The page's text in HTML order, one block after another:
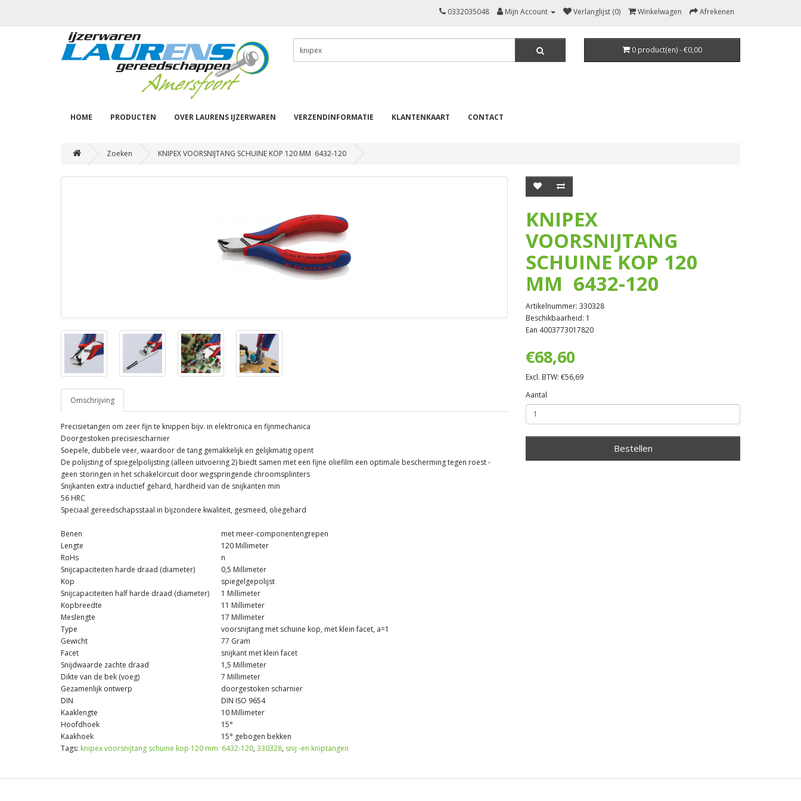
0332035048 Mijn Account Verlanglijst (0) Winkelwagen Afrekenen
0 product(en) - €0,00
HOME PRODUCTEN OVER LAURENS IJZERWAREN VERZENDINFORMATIE KLANTENKAART CONTACT
Zoeken KNIPEX VOORSNIJTANG SCHUINE KOP 120 MM 6432-120
Omschrijving
Precisietangen om zeer fijn te knippen bijv. in elektronica en fijnmechanica
Doorgestoken precisiescharnier
Soepele, dubbele veer, waardoor de tang gemakkelijk en gelijkmatig opent
De polijsting of spiegelpolijsting (alleen uitvoering 2) biedt samen met een fijne oliefilm een optimale bescherming tegen roest -
geen storingen in het schakelcircuit door wegspringende chroomsplinters
Snijkanten extra inductief gehard, hardheid van de snijkanten min
56 HRC
Speciaal gereedschapsstaal in bijzondere kwaliteit, gesmeed, oliegehard
Benen
met meer-componentengrepen
Lengte
120 Millimeter
RoHs
n
Snijcapaciteiten harde draad (diameter)
0,5 Millimeter
Kop
spiegelgepolijst
Snijcapaciteiten half harde draad (diameter)
1 Millimeter
Kopbreedte
11 Millimeter
Meslengte
17 Millimeter
Type
voorsnijtang met schuine kop, met klein facet, a=1
Gewicht
77 Gram
Facet
snijkant met klein facet
Snijdwaarde zachte draad
1,5 Millimeter
Dikte van de bek (voeg)
7 Millimeter
Gezamenlijk ontwerp
doorgestoken scharnier
DIN
DIN ISO 9654
Kaaklengte
10 Millimeter
Hoofdhoek
15°
Kaakhoek
15° gebogen bekken
KNIPEX
VOORSNIJTANG
SCHUINE KOP 120
MM 6432-120
Artikelnummer: 330328
Beschikbaarheid: 1
Ean 4003773017820
€68,60
Excl. BTW: €56,69
Aantal
Bestellen
Tags: knipex voorsnijtang schuine kop 120 mm 6432-120, 330328, snij -en kniptangen